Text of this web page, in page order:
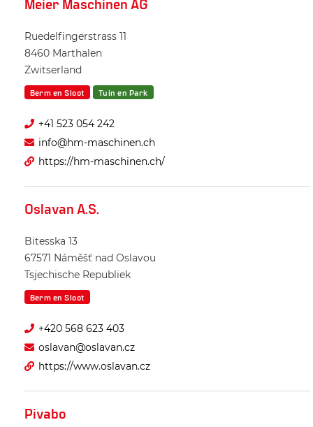
Meier Maschinen AG
Ruedelfingerstrass 11
8460 Marthalen
Zwitserland
Berm en Sloot Tuin en Park
+41 523 054 242
info@hm-maschinen.ch
https://hm-maschinen.ch/
Oslavan A.S.
Bitesska 13
67571 Náměšť nad Oslavou
Tsjechische Republiek
Berm en Sloot
+420 568 623 403
oslavan@oslavan.cz
https://www.oslavan.cz
Pivabo